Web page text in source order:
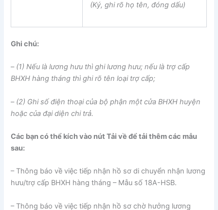
(Ký, ghi rõ họ tên, đóng dấu)
Ghi chú:
– (1) Nếu là lương hưu thì ghi lương hưu; nếu là trợ cấp
BHXH hàng tháng thì ghi rõ tên loại trợ cấp;
– (2) Ghi số điện thoại của bộ phận một cửa BHXH huyện
hoặc của đại diện chi trả.
Các bạn có thể kích vào nút Tải về để tải thêm các mẫu
sau:
– Thông báo về việc tiếp nhận hồ sơ di chuyển nhận lương
hưu/trợ cấp BHXH hàng tháng – Mẫu số 18A-HSB.
– Thông báo về việc tiếp nhận hồ sơ chờ hưởng lương